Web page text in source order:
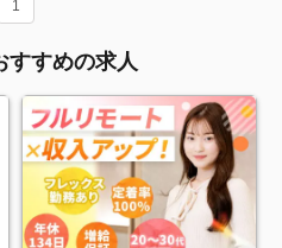
1
すすめの求人